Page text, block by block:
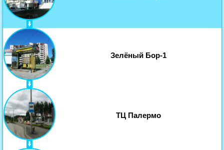
Зелёный Бор-1
ТЦ Палермо